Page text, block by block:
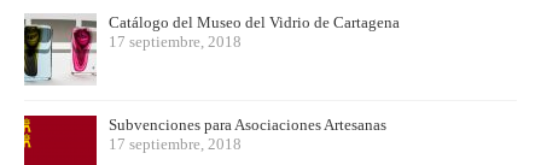
Catálogo del Museo del Vidrio de Cartagena
17 septiembre, 2018
Subvenciones para Asociaciones Artesanas
17 septiembre, 2018